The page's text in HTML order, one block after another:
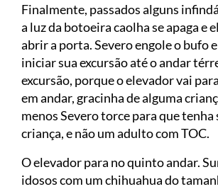
Finalmente, passados alguns
a luz da botoeira caolha se apaga e
abrir a porta. Severo engole o bufo
iniciar sua excursão até o andar
excursão, porque o elevador vai
em andar, gracinha de alguma
menos Severo torce para que tenha
criança, e não um adulto com TOC.
O elevador para no quinto andar.
idosos com um chihuahua do